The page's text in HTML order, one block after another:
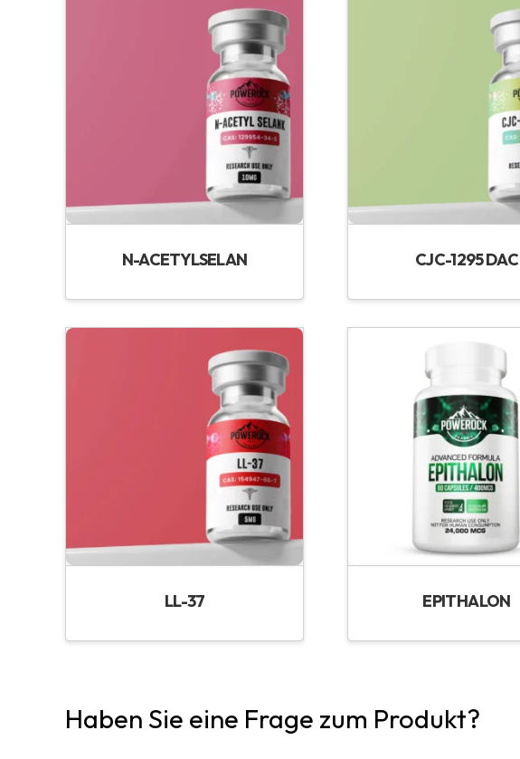
N-ACETYLSELAN CJC-1295 DAC
LL-37 EPITHALON
Haben Sie eine Frage zum Produkt?